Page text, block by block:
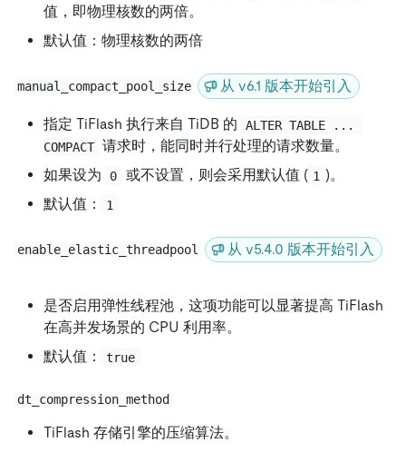
值，即物理核数的两倍。
默认值：物理核数的两倍
manual_compact_pool_size 从 v6.1 版本开始引入
指定 TiFlash 执行来自 TiDB 的
ALTER TABLE ...
COMPACT 请求时，能同时并行处理的请求数量。
如果设为
0 或不设置，则会采用默认值 ( 1 )。
默认值：
1
enable_elastic_threadpool 从 v5.4.0 版本开始引入
是否启用弹性线程池，这项功能可以显著提高 TiFlash
在高并发场景的 CPU 利用率。
默认值：
true
dt_compression_method
TiFlash 存储引擎的压缩算法。